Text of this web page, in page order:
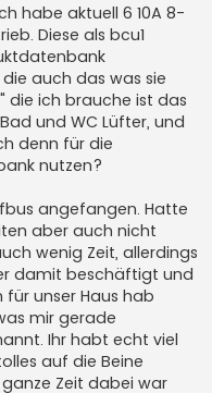
habe aktuell 6 10A 8-
Diese als bcu1
auch das was sie
die ich brauche ist das
und WC Lüfter, und
denn für die
nutzen?
angefangen. Hatte
aber auch nicht
wenig Zeit, allerdings
damit beschäftigt und
unser Haus hab
mir gerade
Ihr habt echt viel
auf die Beine
Zeit dabei war